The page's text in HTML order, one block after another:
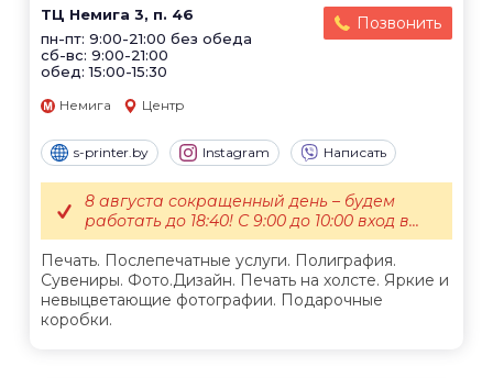
ТЦ Немига 3, п. 46
пн-пт: 9:00-21:00 без обеда
сб-вс: 9:00-21:00
обед: 15:00-15:30
Позвонить
Немига Центр
s-printer.by Instagram Написать
Печать. Послепечатные услуги. Полиграфия.
Сувениры. Фото.Дизайн. Печать на холсте. Яркие и
невыцветающие фотографии. Подарочные
коробки.
8 августа сокращенный день – будем
работать до 18:40! С 9:00 до 10:00 вход в...